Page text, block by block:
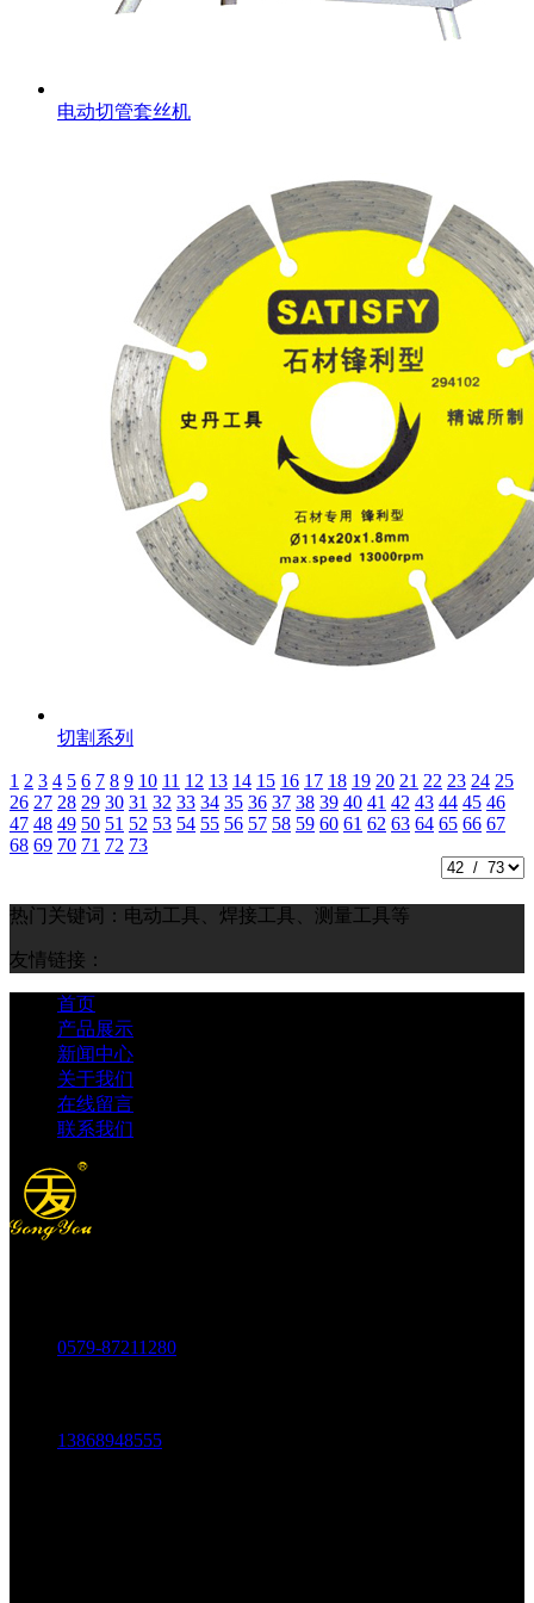
电动切管套丝机
切割系列
1 2 3 4 5 6 7 8 9 10 11 12 13 14 15 16 17 18 19 20 21 22 23 24 25
26 27 28 29 30 31 32 33 34 35 36 37 38 39 40 41 42 43 44 45 46
47 48 49 50 51 52 53 54 55 56 57 58 59 60 61 62 63 64 65 66 67
68 69 70 71 72 73
热门关键词：电动工具、焊接工具、测量工具等
友情链接：
首页
产品展示
新闻中心
关于我们
在线留言
联系我们
0579-87211280
13868948555